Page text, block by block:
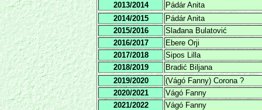
2013/2014
Pádár Anita
2014/2015
Pádár Anita
2015/2016
Slađana Bulatović
2016/2017
Ebere Orji
2017/2018
Sipos Lilla
2018/2019
Bradić Biljana
2019/2020
(Vágó Fanny) Corona ?
2020/2021
Vágó Fanny
2021/2022
Vágó Fanny